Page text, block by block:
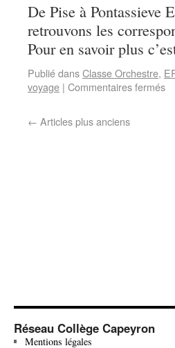
De Pise à Pontassieve
retrouvons les
Pour en savoir plus
Publié dansClasse Orchestre,
voyage | Commentaires fermés
← Articles plus anciens
Réseau Collège Capeyron
Mentions légales